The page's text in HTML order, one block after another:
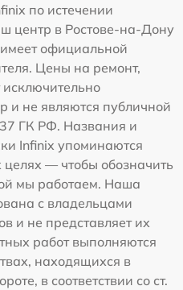
по истечении
центр в Ростове-на-Дону
официальной
Цены на ремонт,
и не являются публичной
ГК РФ. Названия и
Infinix упоминаются
— чтобы обозначить
мы работаем. Наша
с владельцами
и не представляет их
работ выполняются
находящихся в
в соответствии со ст.